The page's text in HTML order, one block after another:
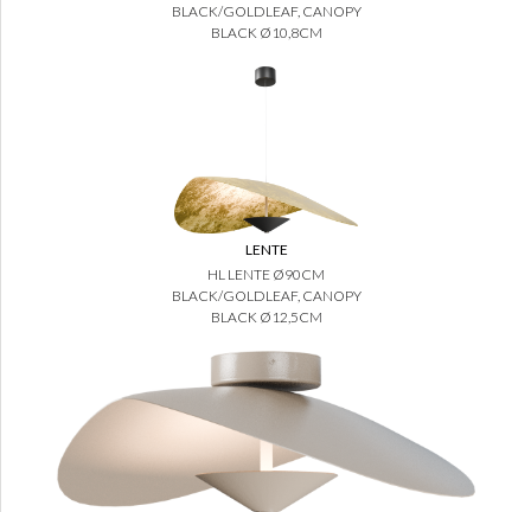
BLACK/GOLDLEAF, CANOPY
BLACK Ø10,8CM
LENTE
HL LENTE Ø90CM
BLACK/GOLDLEAF, CANOPY
BLACK Ø12,5CM